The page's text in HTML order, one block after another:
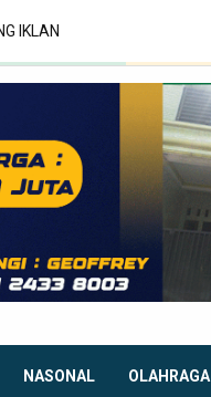
IKLAN
NASONAL OLAHRAGA